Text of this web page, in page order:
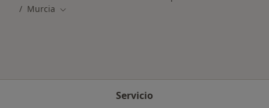
Murcia Cambiar de ciudad
Servicio